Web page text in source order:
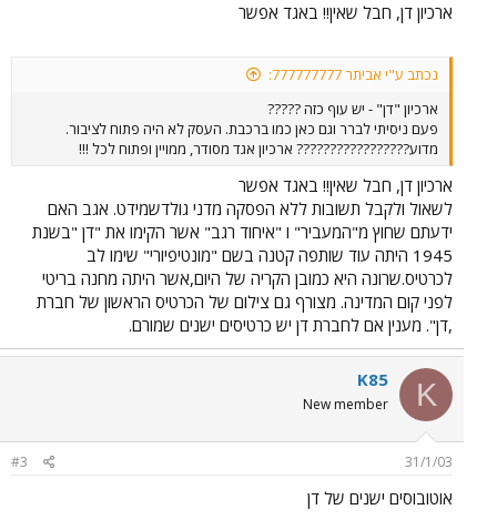
ארכיון דן, חבל שאין!! באגד אפשר
נכתב ע"י אביתר 777777777:
ארכיון "דן" - יש עוף כזה ?????
פעם ניסיתי לברר וגם כאן כמו ברכבת. העסק לא היה פתוח לציבור.
מדוע????????????????? ארכיון אגד מסודר, ממויין ופתוח לכל !!!
ארכיון דן, חבל שאין!! באגד אפשר
לשאול ולקבל תשובות ללא הפסקה מדני גולדשמידט. אגב האם
ידעתם שחוץ מ"המעביר" ו "איחוד רגב" אשר הקימו את "דן "בשנת
1945 היתה עוד שותפה קטנה בשם "מונטיפיורי" שימו לב
לכרטיס.שרונה היא כמובן הקריה של היום,אשר היתה מחנה בריטי
לפני קום המדינה. מצורף גם צילום של הכרטיס הראשון של חברת
,דן". מענין אם לחברת דן יש כרטיסים ישנים שמורם.
K
K85
New member
31/1/03
#3
אוטובוסים ישנים של דן